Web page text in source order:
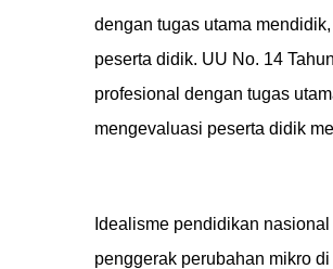
dengan tugas utama
peserta didik. UU No. 14
profesional dengan tugas
mengevaluasi peserta didik
Idealisme pendidikan
penggerak perubahan mikro